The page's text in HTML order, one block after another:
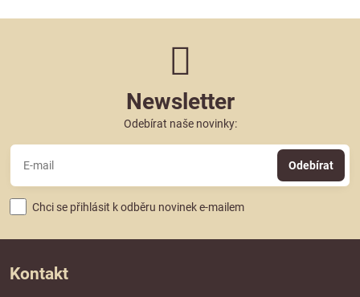
Newsletter
Odebírat naše novinky:
Odebírat
Chci se přihlásit k odběru novinek e-mailem
Kontakt